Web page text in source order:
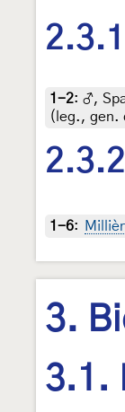
1-2: ♂,
(leg., gen.
1-6:
3.
3.1.